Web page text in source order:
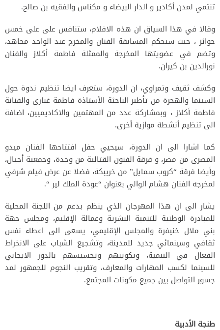
تنتمي لمدن أكادير و الدار البيضاء و مكناس والفقيه بن صالح.
وقالا في هذا السياق ان هذه الافلام، ستنافس على على خمس
جوائز ، حيث سيحكم المسابقة الفنان والمخرج عبد الواحد مجاهد،
وتضم في عضويتها المخرجة والممثلة فاطمة أكلاز والفنان
نورالدين بن كيران.
وكشف ثقيف وتمراوي، ان الدورة، ستعرف ايضا تنظيم ندوة حول
السينما والهجرة من تأطير الباحثة الأستاذة فاطمة غباري والفنانة
فاطمة أكلاز ، وبمشاركة عدد من المهتمين والاكاديميين، اضافة
الى تنظيم أنشطة موازية أخرى.
كما اشارا الى ان الدورة، سيحيي حفل افتتاحها الفنان ميدو
المصري من مصر، و فرقة الفنون القتالية من وجدة، وجمعية أجيال،
وأيضا فرقة “كروب سمايل” من خريبكة، فضلا عن عرض فيلم شرفي
لمخرجه الفنان هشام الوالي بعنوان “عودة الملك لير “.
يشار الى ان هذا المهرجان الذي ينظم بدعم من اللجنة المحلية
للمبادرة الوطنية للتنمية البشرية وعمالة الإقليم، ومجلس جهة
بني ملال خنيفرة والمجلس الإقليمي، يسعى الى اعطاء نفس
ثقافي وسينمائي جديد للمدينة، وتشجيع الشباب على الانخراط
الفعال في التنمية، وتكوينهم وتحسيسهم بالدور الايجابي
للسينما لكسب المهارات والمعارف، وتقريب النجوم للجمهور لمد
جسور التواصل بين جميع مكونات المجتمع.
طنجة الأدبية